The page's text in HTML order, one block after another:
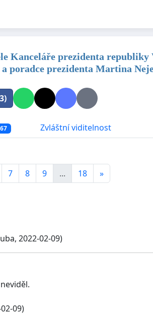
Kanceláře prezidenta
poradce prezidenta Martina
Zvláštní viditelnost
7 8 9 ... 18 »
2022-02-09)
09)